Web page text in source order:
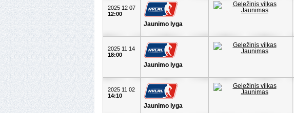
2025 12 07
12:00
Jaunimo lyga
2025 11 14
18:00
Jaunimo lyga
2025 11 02
14:10
Jaunimo lyga